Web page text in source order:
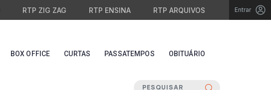
RTP ZIG ZAG RTP ENSINA RTP ARQUIVOS Entrar
BOX OFFICE CURTAS PASSATEMPOS OBITUÁRIO